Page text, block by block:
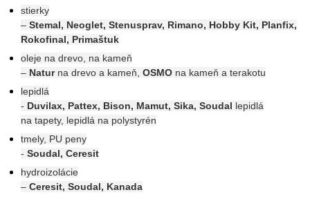
stierky
– Stemal, Neoglet, Stenusprav, Rimano, Hobby Kit, Planfix,
Rokofinal, Primaštuk
oleje na drevo, na kameň
– Natur na drevo a kameň, OSMO na kameň a terakotu
lepidlá
- Duvilax, Pattex, Bison, Mamut, Sika, Soudal lepidlá
na tapety, lepidlá na polystyrén
tmely, PU peny
- Soudal, Ceresit
hydroizolácie
– Ceresit, Soudal, Kanada